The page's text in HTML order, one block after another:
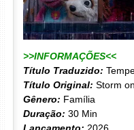
>>INFORMAÇÕES<<
Título Traduzido:
Título Original: Storm
Gênero: Família
Duração: 30 Min
Lançamento: 2026